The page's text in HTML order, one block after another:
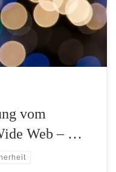
vom
Web – …